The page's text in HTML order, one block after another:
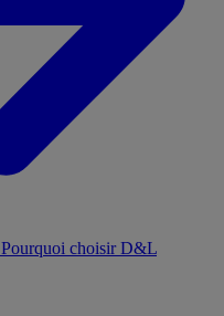
Pourquoi choisir D&L